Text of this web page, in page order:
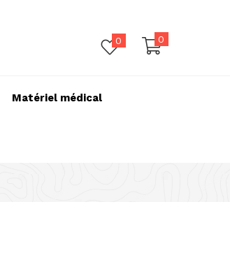
0 0
Matériel médical